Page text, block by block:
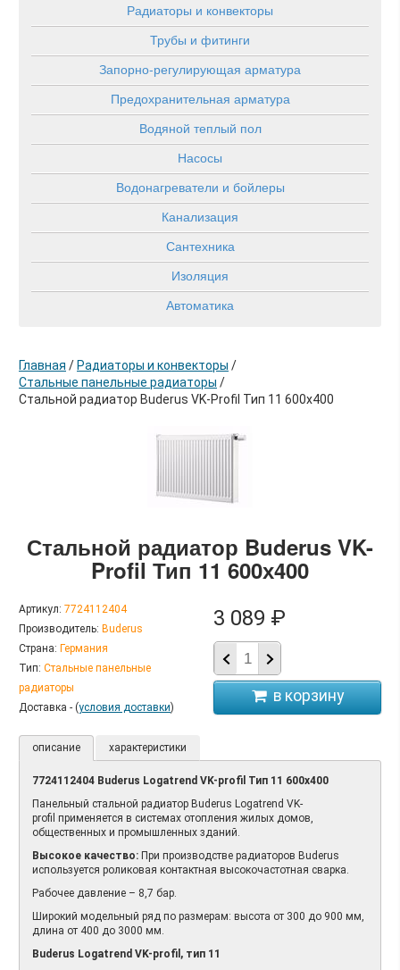
Радиаторы и конвекторы
Трубы и фитинги
Запорно-регулирующая арматура
Предохранительная арматура
Водяной теплый пол
Насосы
Водонагреватели и бойлеры
Канализация
Сантехника
Изоляция
Автоматика
Главная / Радиаторы и конвекторы /
Стальные панельные радиаторы /
Стальной радиатор Buderus VK-Profil Тип 11 600х400
Стальной радиатор Buderus VK-
Profil Тип 11 600х400
Артикул: 7724112404
Производитель: Buderus
Страна: Германия
Тип: Стальные панельные
радиаторы
Доставка - (условия доставки)
3 089 ₽
описание характеристики
7724112404 Buderus Logatrend VK-profil Тип 11 600х400
Панельный стальной радиатор Buderus Logatrend VK-
profil применяется в системах отопления жилых домов,
общественных и промышленных зданий.
Высокое качество: При производстве радиаторов Buderus
используется роликовая контактная высокочастотная сварка.
Рабочее давление – 8,7 бар.
Широкий модельный ряд по размерам: высота от 300 до 900 мм,
длина от 400 до 3000 мм.
Buderus Logatrend VK-profil, тип 11